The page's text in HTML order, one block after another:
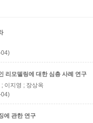
04)
리모델링에 대한 심층 사례 연구
이지영 ; 장상옥
04)
에 관한 연구